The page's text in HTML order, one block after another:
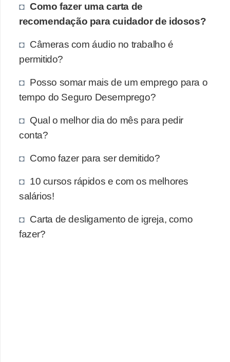
Como fazer uma carta de
recomendação para cuidador de idosos?
Câmeras com áudio no trabalho é
permitido?
Posso somar mais de um emprego para o
tempo do Seguro Desemprego?
Qual o melhor dia do mês para pedir
conta?
Como fazer para ser demitido?
10 cursos rápidos e com os melhores
salários!
Carta de desligamento de igreja, como
fazer?
e
e
n
d
d
o
r
e
u
t
ô
o
m